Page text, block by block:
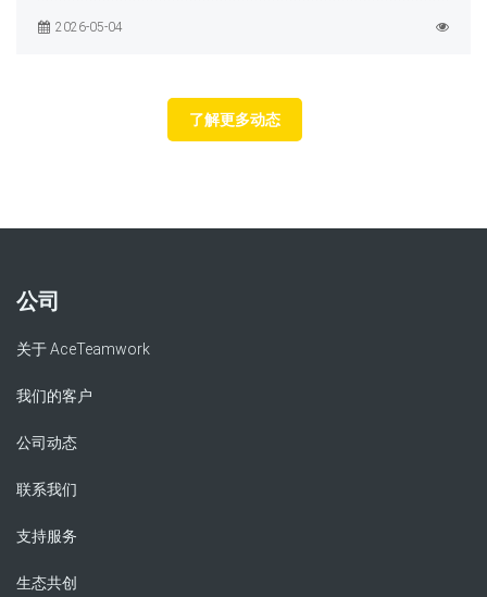
2026-05-04
了解更多动态
公司
关于 AceTeamwork
我们的客户
公司动态
联系我们
支持服务
生态共创